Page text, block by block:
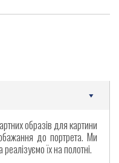
образів для картини
до портрета. Ми
їх на полотні.